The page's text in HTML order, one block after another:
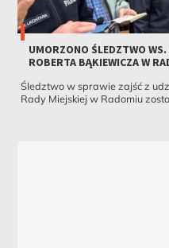
UMORZONO ŚLEDZTWO
ROBERTA BĄKIEWICZA W
Śledztwo w sprawie zajść z
Rady Miejskiej w Radomiu